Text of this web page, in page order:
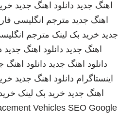
اهنگ جدید دانلود اهنگ جدید
اهنگ جدید مترجم انگلیسی
جدید خرید بک لینک مترجم
اهنگ جدید دانلود اهنگ جدید
دانلود اهنگ جدید دانلود اهنگ
اینستاگرام دانلود اهنگ جدید
اهنگ جدید خرید بک لینک
Vehicles SEO Google